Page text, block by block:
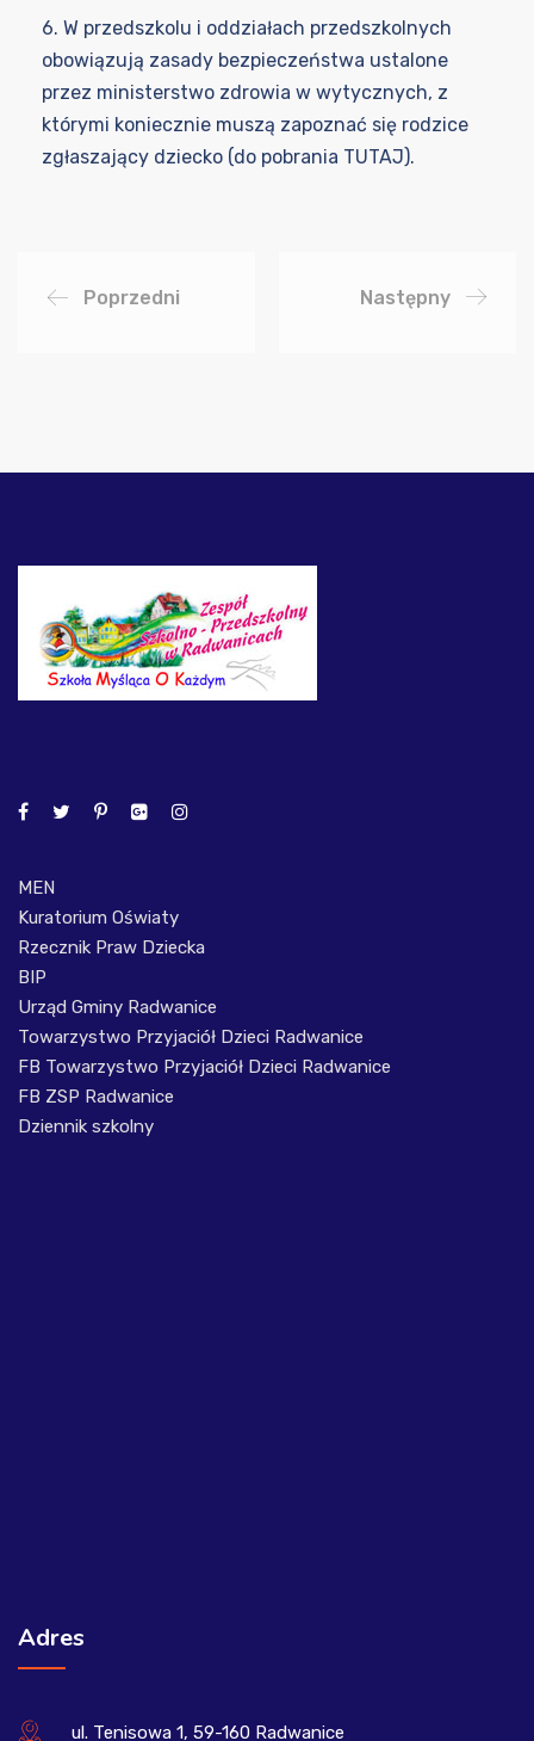
6. W przedszkolu i oddziałach przedszkolnych
obowiązują zasady bezpieczeństwa ustalone
przez ministerstwo zdrowia w wytycznych, z
którymi koniecznie muszą zapoznać się rodzice
zgłaszający dziecko (do pobrania TUTAJ).
Poprzedni Następny
MEN
Kuratorium Oświaty
Rzecznik Praw Dziecka
BIP
Urząd Gminy Radwanice
Towarzystwo Przyjaciół Dzieci Radwanice
FB Towarzystwo Przyjaciół Dzieci Radwanice
FB ZSP Radwanice
Dziennik szkolny
Adres
ul. Tenisowa 1, 59-160 Radwanice